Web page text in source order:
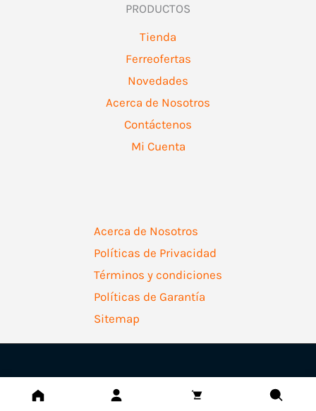
PRODUCTOS
Tienda
Ferreofertas
Novedades
Acerca de Nosotros
Contáctenos
Mi Cuenta
Acerca de Nosotros
Políticas de Privacidad
Términos y condiciones
Políticas de Garantía
Sitemap